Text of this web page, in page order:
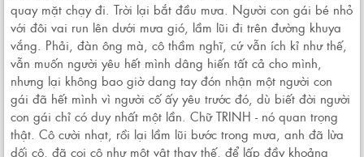
quay mặt chạy đi. Trời lại bắt đầu mưa. Người con gái bé nhỏ
với đôi vai run lên dưới mưa gió, lầm lũi đi trên đường khuya
vắng. Phải, đàn ông mà, cô thầm nghĩ, cứ vẫn ích kỉ như thế,
vẫn muốn người yêu hết mình dâng hiến tất cả cho mình,
nhưng lại không bao giờ dang tay đón nhận một người con
gái đã hết mình vì người cố ấy yêu trước đó, dù biết đời người
con gái chỉ có duy nhất một lần. Chữ TRINH - nó quan trọng
thật. Cô cười nhạt, rồi lại lầm lũi bước trong mưa, anh đã lừa
dối cô, đã coi cô như một vật thay thế, để lấp đầy khoảng